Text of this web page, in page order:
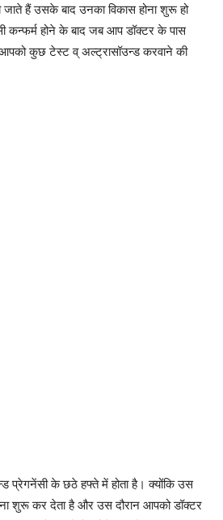
हैं उसके बाद उनका विकास होना शुरू हो
कन्फर्म होने के बाद जब आप डॉक्टर के पास
कुछ टेस्ट व् अल्ट्रासॉउन्ड करवाने की
प्रेगनेंसी के छठे हफ्ते में होता है। क्योंकि उस
शुरू कर देता है और उस दौरान आपको डॉक्टर